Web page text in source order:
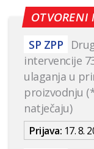
OTVORENI
SP ZPP
intervencije
ulaganja u
proizvodnju
natječaju)
Prijava: 17. 8.